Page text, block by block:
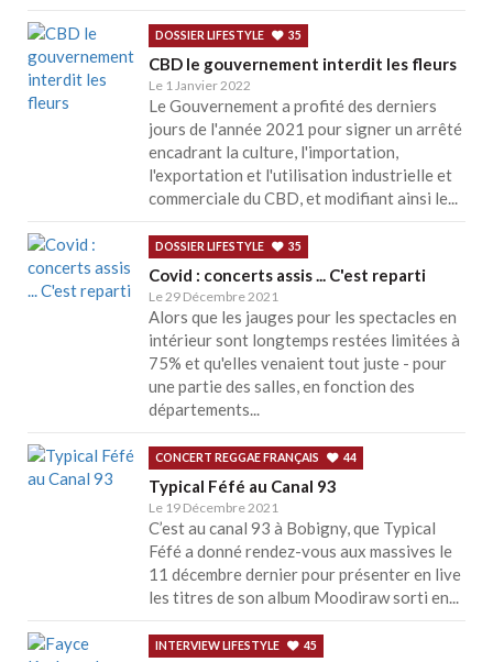
DOSSIER LIFESTYLE 35
CBD le gouvernement interdit les fleurs
Le 1 Janvier 2022
Le Gouvernement a profité des derniers
jours de l'année 2021 pour signer un arrêté
encadrant la culture, l'importation,
l'exportation et l'utilisation industrielle et
commerciale du CBD, et modifiant ainsi le...
DOSSIER LIFESTYLE 35
Covid : concerts assis ... C'est reparti
Le 29 Décembre 2021
Alors que les jauges pour les spectacles en
intérieur sont longtemps restées limitées à
75% et qu'elles venaient tout juste - pour
une partie des salles, en fonction des
départements...
CONCERT REGGAE FRANÇAIS 44
Typical Féfé au Canal 93
Le 19 Décembre 2021
C’est au canal 93 à Bobigny, que Typical
Féfé a donné rendez-vous aux massives le
11 décembre dernier pour présenter en live
les titres de son album Moodiraw sorti en...
INTERVIEW LIFESTYLE 45